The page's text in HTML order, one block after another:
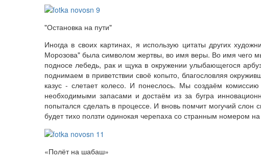
"Остановка на пути"
Иногда в своих картинах, я использую цитаты других
Морозова" была символом жертвы, во имя веры. Во имя чего
подносе лебедь, рак и щука в окружении улыбающегося
поднимаем в приветствии своё копыто, благословляя
казус - слетает колесо. И понеслось. Мы создаём
необходимыми запасами и достаём из за бугра
попытался сделать в процессе. И вновь помчит могучий слон
будет тихо ползти одинокая черепаха со странным номером
«Полёт на шабаш»